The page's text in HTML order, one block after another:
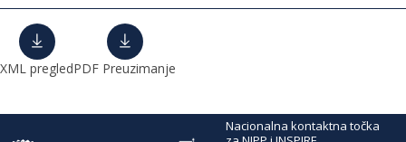
XML pregledPDF Preuzimanje
Nacionalna kontaktna točka